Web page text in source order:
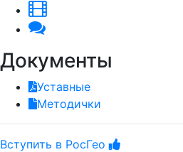
Документы
Уставные
Методички
Вступить в РосГео